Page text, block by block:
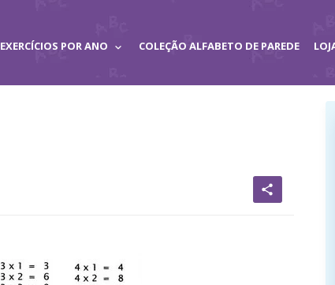
EXERCÍCIOS POR ANO COLEÇÃO ALFABETO DE PAREDE
share